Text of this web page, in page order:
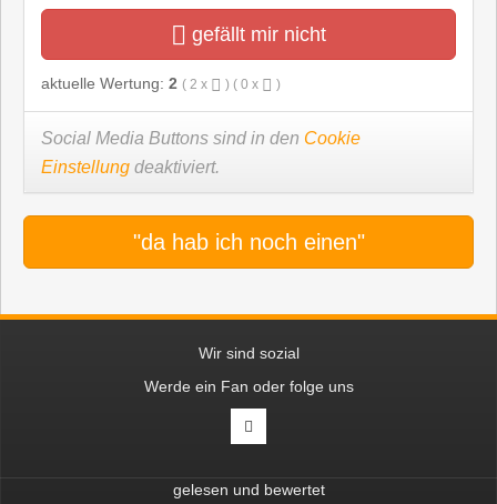
gefällt mir nicht
aktuelle Wertung: 2 ( 2 x ) ( 0 x )
Social Media Buttons sind in den Cookie
Einstellung deaktiviert.
"da hab ich noch einen"
Wir sind sozial
Werde ein Fan oder folge uns
gelesen und bewertet